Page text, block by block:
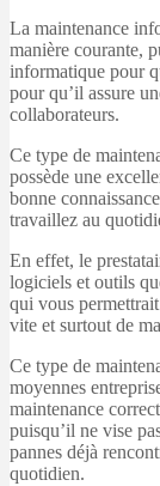
La maintenance
manière courante,
informatique pour
pour qu’il assure
collaborateurs.
Ce type de
possède une
bonne
travaillez au
En effet, le
logiciels et outils
qui vous
vite et surtout de
Ce type de
moyennes
maintenance
puisqu’il ne vise
pannes déjà
quotidien.